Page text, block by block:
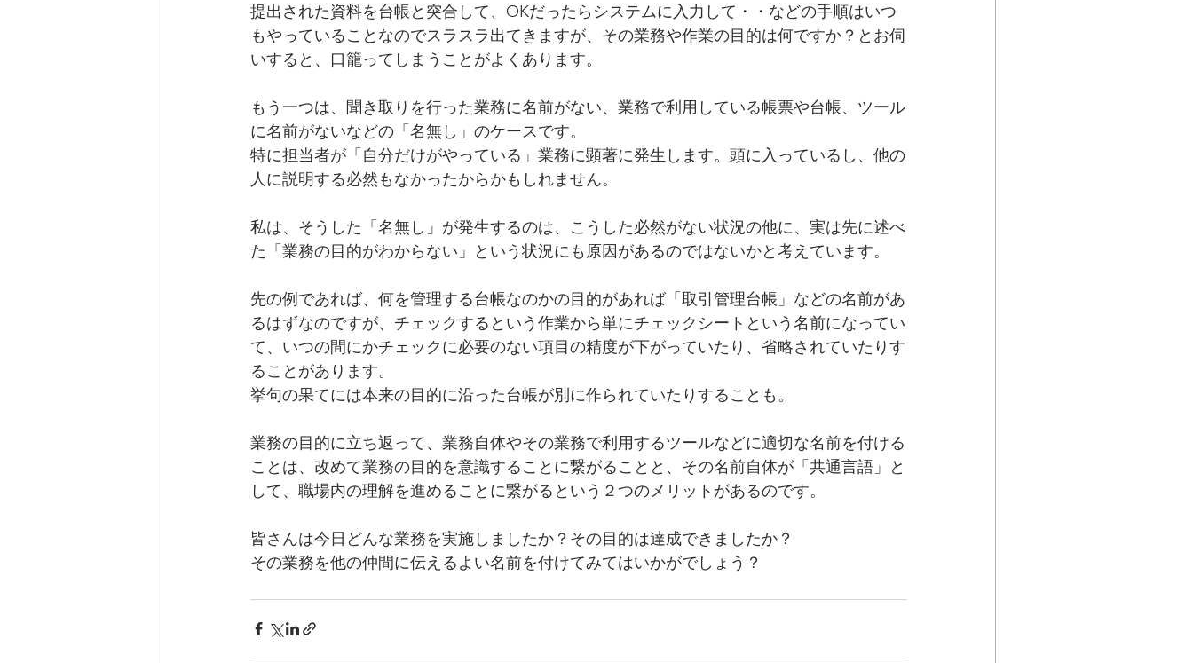
提出された資料を台帳と突合して、OKだったらシステムに入力して・・などの手順はいつ
もやっていることなのでスラスラ出てきますが、その業務や作業の目的は何ですか？とお伺
いすると、口籠ってしまうことがよくあります。
もう一つは、聞き取りを行った業務に名前がない、業務で利用している帳票や台帳、ツール
に名前がないなどの「名無し」のケースです。
特に担当者が「自分だけがやっている」業務に顕著に発生します。頭に入っているし、他の
人に説明する必然もなかったからかもしれません。
私は、そうした「名無し」が発生するのは、こうした必然がない状況の他に、実は先に述べ
た「業務の目的がわからない」という状況にも原因があるのではないかと考えています。
先の例であれば、何を管理する台帳なのかの目的があれば「取引管理台帳」などの名前があ
るはずなのですが、チェックするという作業から単にチェックシートという名前になってい
て、いつの間にかチェックに必要のない項目の精度が下がっていたり、省略されていたりす
ることがあります。
挙句の果てには本来の目的に沿った台帳が別に作られていたりすることも。
業務の目的に立ち返って、業務自体やその業務で利用するツールなどに適切な名前を付ける
ことは、改めて業務の目的を意識することに繋がることと、その名前自体が「共通言語」と
して、職場内の理解を進めることに繋がるという２つのメリットがあるのです。
皆さんは今日どんな業務を実施しましたか？その目的は達成できましたか？
その業務を他の仲間に伝えるよい名前を付けてみてはいかがでしょう？